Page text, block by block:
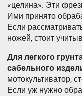
«целина». Эти
Ими принято
Если
ножей, стоит
Для легкого
сабельного
мотокультиватор,
Если уж нужно